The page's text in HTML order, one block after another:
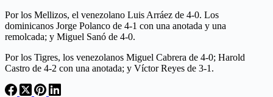
Por los Mellizos, el venezolano Luis Arráez de 4-0. Los
dominicanos Jorge Polanco de 4-1 con una anotada y una
remolcada; y Miguel Sanó de 4-0.
Por los Tigres, los venezolanos Miguel Cabrera de 4-0; Harold
Castro de 4-2 con una anotada; y Víctor Reyes de 3-1.